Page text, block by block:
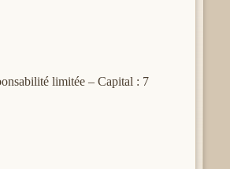
limitée – Capital : 7